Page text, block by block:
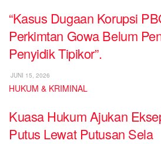
“Kasus Dugaan Korupsi
Perkimtan Gowa Belum
Penyidik Tipikor”.
JUNI 15, 2026
HUKUM & KRIMINAL
Kuasa Hukum Ajukan
Putus Lewat Putusan Sela